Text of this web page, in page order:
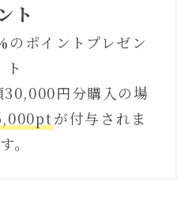
ント
のポイントプレゼン
ト
円分購入の場
が付与されま
す。